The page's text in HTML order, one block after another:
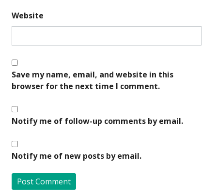
Website
Save my name, email, and website in this
browser for the next time I comment.
Notify me of follow-up comments by email.
Notify me of new posts by email.